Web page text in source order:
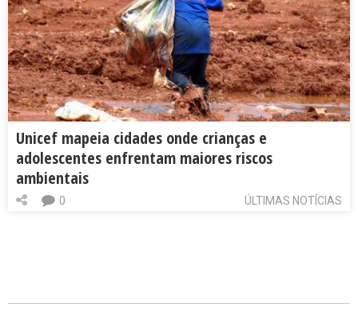
Unicef mapeia cidades onde crianças e
adolescentes enfrentam maiores riscos
ambientais
ÚLTIMAS NOTÍCIAS
0